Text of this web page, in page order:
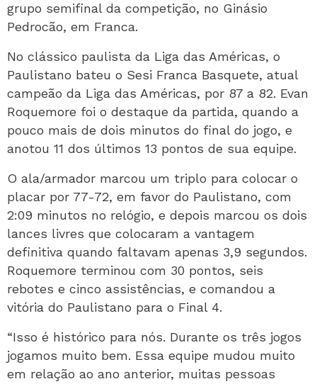
grupo semifinal da competição, no Ginásio
Pedrocão, em Franca.
No clássico paulista da Liga das Américas, o
Paulistano bateu o Sesi Franca Basquete, atual
campeão da Liga das Américas, por 87 a 82. Evan
Roquemore foi o destaque da partida, quando a
pouco mais de dois minutos do final do jogo, e
anotou 11 dos últimos 13 pontos de sua equipe.
O ala/armador marcou um triplo para colocar o
placar por 77-72, em favor do Paulistano, com
2:09 minutos no relógio, e depois marcou os dois
lances livres que colocaram a vantagem
definitiva quando faltavam apenas 3,9 segundos.
Roquemore terminou com 30 pontos, seis
rebotes e cinco assistências, e comandou a
vitória do Paulistano para o Final 4.
“Isso é histórico para nós. Durante os três jogos
jogamos muito bem. Essa equipe mudou muito
em relação ao ano anterior, muitas pessoas